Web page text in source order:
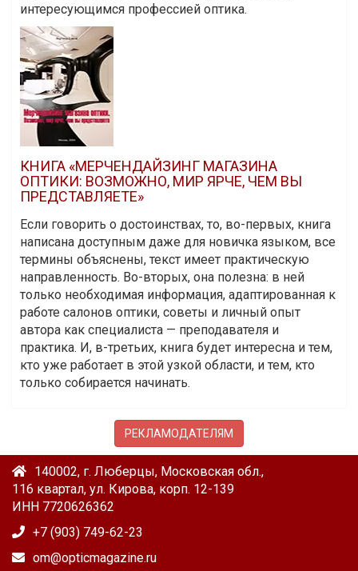
интересующимся профессией оптика.
КНИГА «МЕРЧЕНДАЙЗИНГ МАГАЗИНА
ОПТИКИ: ВОЗМОЖНО, МИР ЯРЧЕ, ЧЕМ ВЫ
ПРЕДСТАВЛЯЕТЕ»
Если говорить о достоинствах, то, во-первых, книга
написана доступным даже для новичка языком, все
термины объяснены, текст имеет практическую
направленность. Во-вторых, она полезна: в ней
только необходимая информация, адаптированная к
работе салонов оптики, советы и личный опыт
автора как специалиста — преподавателя и
практика. И, в-третьих, книга будет интересна и тем,
кто уже работает в этой узкой области, и тем, кто
только собирается начинать.
РЕКЛАМОДАТЕЛЯМ
140002, г. Люберцы, Московская обл.,
116 квартал, ул. Кирова, корп. 12-139
ИНН 7720626362
+7 (903) 749-62-23
om@opticmagazine.ru